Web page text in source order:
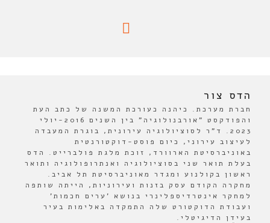
הדס צור
חברת מערכת. כיהנה כעורכת המשנה של כתב העת
והפודקסט "אורבנולוגיה" בין השנים 2016-יולי
2023. ד"ר לסוציולוגיה עירונית, בוגרת המעבדה
לעיצוב עירוני, כיום פוסט-דוקטורנטית
באוניברסיטת הארוורד, זוכת מלגת פולברייט. הדס
בעלת תואר שני בסוציולוגיה ואנתרופולוגיה ותואר
ראשון בקולנוע ומגדר מאוניברסיטת תל אביב.
מחקרה הקודם עסק בזנות ועירוניות, הייתה שותפה
למחקר אינטרדיספלינרי בנושא 'ערים חכמות'
ועבודת הדוקטורט שלה התמקדה באלימות בעיר
בעידן הדיגיטלי.